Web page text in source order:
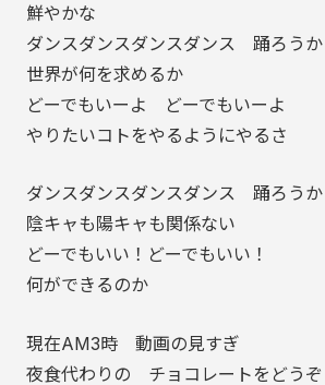
鮮やかな
ダンスダンスダンスダンス 踊ろうか
世界が何を求めるか
どーでもいーよ どーでもいーよ
やりたいコトをやるようにやるさ
ダンスダンスダンスダンス 踊ろうか
陰キャも陽キャも関係ない
どーでもいい！どーでもいい！
何ができるのか
現在AM3時 動画の見すぎ
夜食代わりの チョコレートをどうぞ